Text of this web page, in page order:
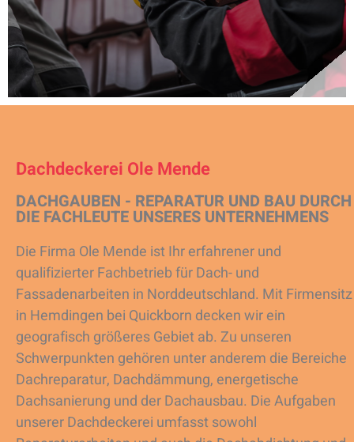
Dachdeckerei Ole Mende
DACHGAUBEN - REPARATUR UND BAU DURCH
DIE FACHLEUTE UNSERES UNTERNEHMENS
Die Firma Ole Mende ist Ihr erfahrener und
qualifizierter Fachbetrieb für Dach- und
Fassadenarbeiten in Norddeutschland. Mit Firmensitz
in Hemdingen bei Quickborn decken wir ein
geografisch größeres Gebiet ab. Zu unseren
Schwerpunkten gehören unter anderem die Bereiche
Dachreparatur, Dachdämmung, energetische
Dachsanierung und der Dachausbau. Die Aufgaben
unserer Dachdeckerei umfasst sowohl